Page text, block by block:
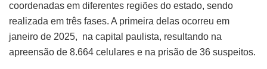
coordenadas em diferentes regiões do estado, sendo
realizada em três fases. A primeira delas ocorreu em
janeiro de 2025, na capital paulista, resultando na
apreensão de 8.664 celulares e na prisão de 36 suspeitos.